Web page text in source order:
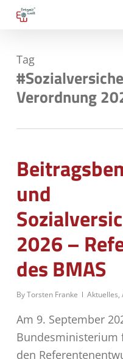
Skip
content
Tag
Verordnung
und
2026 –
des BMAS
ByTorsten Franke Aktuelles,
Am 9. September
Bundesministerium
den